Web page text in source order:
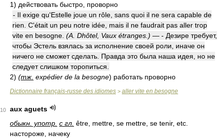
1) действовать быстро, проворно
- Il exige qu'Estelle joue un rôle, sans quoi il ne sera capable de
rien. C'était un peu notre idée, mais il ne faudrait pas aller trop
vite en besogne. (A. Dhôtel, Vaux étranges.) — - Дезире требует,
чтобы Эстель взялась за исполнение своей роли, иначе он
ничего не сможет сделать. Правда это была наша идея, но не
следует слишком торопиться.
2) (тж. expédier de la besogne) работать проворно
Dictionnaire français-russe des idiomes > aller vite en besogne
10
aux aguets
обыкн. употр. с гл. être, mettre, se mettre, se tenir, etc.
настороже, начеку